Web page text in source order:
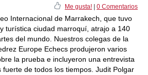
Me gusta! 0 Comentarios
Internacional de Marrakech, que tuvo
turística ciudad marroquí, atrajo a 140
del mundo. Nuestros colegas de la
Europe Echecs produjeron varios
la prueba e incluyeron una entrevista
fuerte de todos los tiempos. Judit Polgar